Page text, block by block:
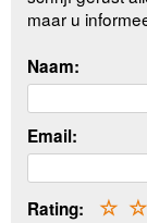
maar u
Naam:
Email:
Rating: ☆
☆